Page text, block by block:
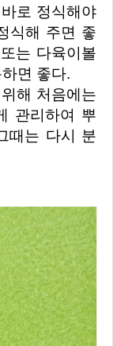
로 정식해야
식해 주면 좋
는 다육이볼
면 좋다.
해 처음에는
관리하여 뿌
때는 다시 분